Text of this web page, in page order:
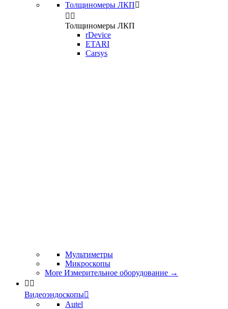
Толщиномеры ЛКП
 
Толщиномеры ЛКП
rDevice
ETARI
Carsys
Мультиметры
Микроскопы
More Измерительное оборудование →
 
Видеоэндоскопы
Autel